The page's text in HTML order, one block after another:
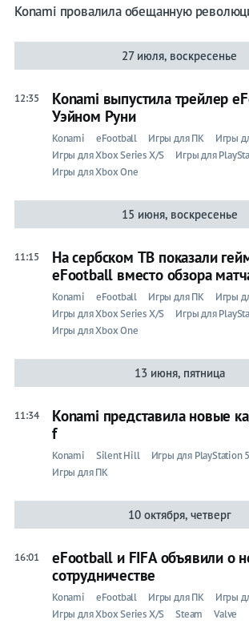
Konami провалила обещанную
27 июля, воскресенье
12:35
Konami выпустила трейлер
Уэйном Руни
Konami eFootball Игры для ПК
Игры
Игры для Xbox Series X/S
Игры для
Игры для Xbox One
15 июня, воскресенье
11:15
На сербском ТВ показали
eFootball вместо обзора
Konami eFootball Игры для ПК
Игры
Игры для Xbox Series X/S
Игры для
Игры для Xbox One
13 июня, пятница
11:34
Konami представила новые
f
Konami Silent Hill Игры для PlayStation 5
Игры для ПК
10 октября, четверг
16:01
eFootball и FIFA объявили о
сотрудничестве
Konami eFootball Игры для ПК
Игры
Игры для Xbox Series X/S
Steam Valve